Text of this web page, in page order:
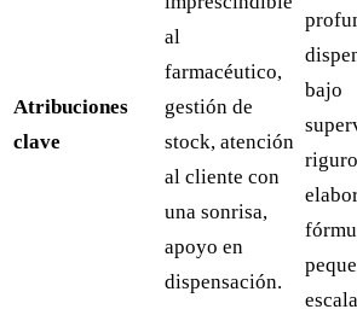
Atribuciones
clave
al
farmacéutico,
gestión de
stock, atención
al cliente con
una sonrisa,
apoyo en
dispensación.
bajo